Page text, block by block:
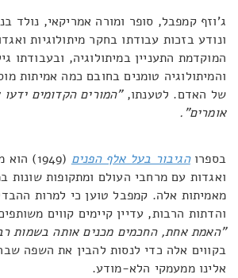
ונודע בזכות עבודתו בחקר מיתולוגיות
המוקדמת התעניין במיתולוגיה, ובעבודתו
והמיתולוגיה טומנים בחובם כמה אמיתות
של האדם. לטענתו,"המורים הקדומים
אומרים".
בספרוהגיבור בעל אלף הפנים
(1949)
ואגדות עם מרחבי העולם ומתקופות שונות
מאמיתות אלה. קמפבל טוען כי למרות
והדתות הרבות, עדיין קיימים קווים
"האמת אחת, החכמים מכנים אותה בשמות
בקווים אלה כדי לנסות להבין את השפה
אלינו ממעמקי הלא-מודע.